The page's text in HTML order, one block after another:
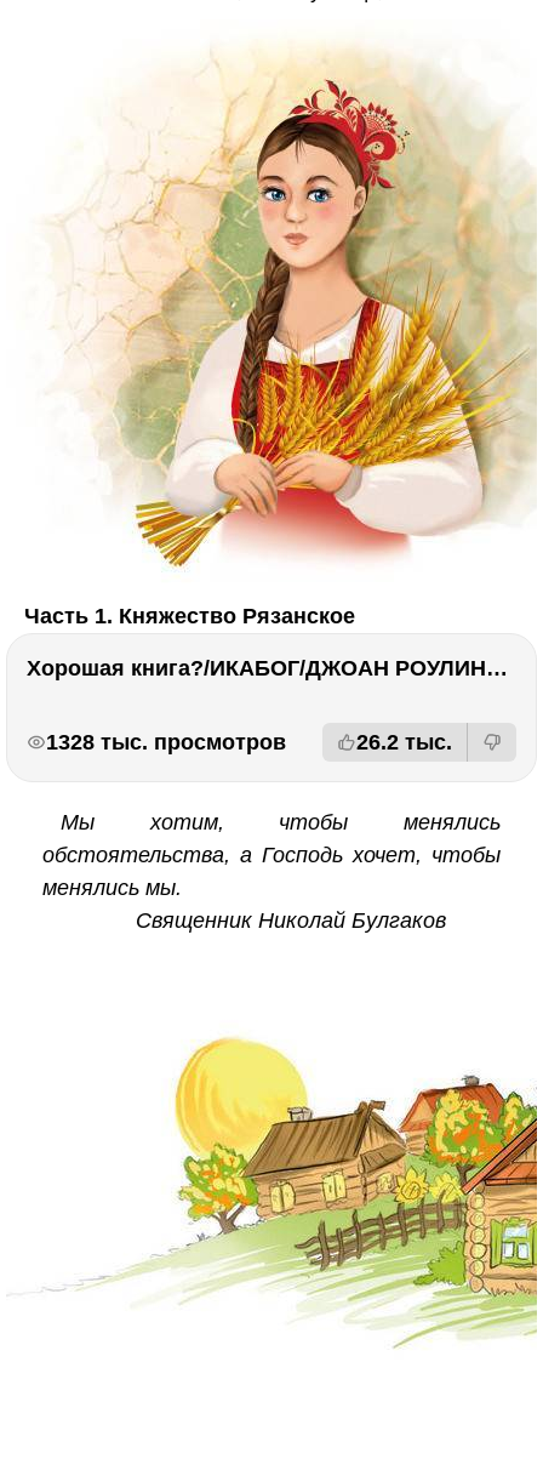
Часть 1. Княжество Рязанское
Хорошая книга?/ИКАБОГ/ДЖОАН РОУЛИНГ/Есть ли смысл покупать?
1328 тыс. просмотров 26.2 тыс.
Мы хотим, чтобы менялись
обстоятельства, а Господь хочет, чтобы
менялись мы.
Священник Николай Булгаков